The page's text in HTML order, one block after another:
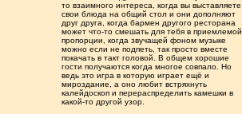
то взаимного интереса, когда вы выставляете
свои блюда на общий стол и они дополняют
друг друга, когда бармен другого ресторана
может что-то смешать для тебя в приемлемой
пропорции, когда звучащей фоном музыке
можно если не подпеть, так просто вместе
покачать в такт головой. В общем хорошие
гости получаются когда многое совпало. Но
ведь это игра в которую играет ещё и
мироздание, а оно любит встряхнуть
калейдоскоп и перераспределить камешки в
какой-то другой узор.